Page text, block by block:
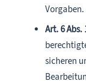
Vorgaben.
Art. 6 Abs.
sicheren